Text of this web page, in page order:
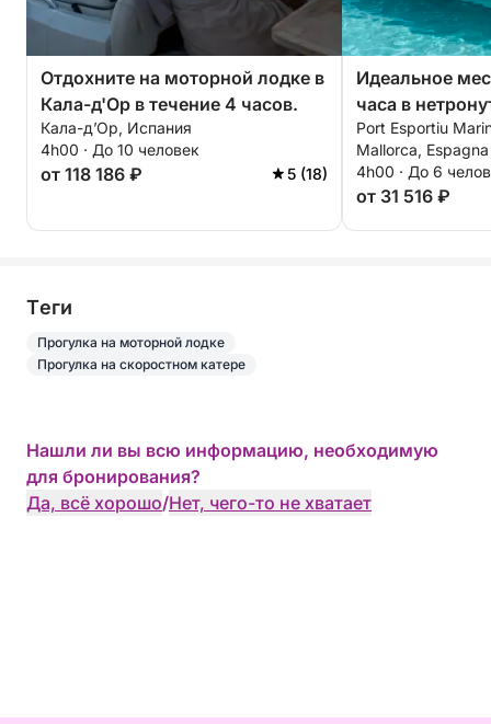
Отдохните на моторной лодке в
Кала-д'Ор в течение 4 часов.
Кала-д’Ор, Испания
4h00 · До 10 человек
от 118 186 ₽ 5 (18)
Идеальное
часа в
секретных
подходит для
прогулки
спокойным
Port Esportiu
Mallorca, Espagna
4h00 · До 6
от 31 516 ₽
Tеги
Прогулка на моторной лодке
Прогулка на скоростном катере
Нашли ли вы всю информацию, необходимую
для бронирования?
Да, всё хорошо/Нет, чего-то не хватает